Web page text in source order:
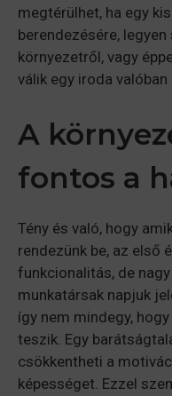
megtérülhet, ha egy
berendezésére,
környezetről, vagy
válik egy iroda
A
fontos a
Tény és való, hogy
rendezünk be, az első
funkcionalitás, de
munkatársak napjuk
így nem mindegy,
teszik. Egy
csökkentheti a
képességet. Ezzel